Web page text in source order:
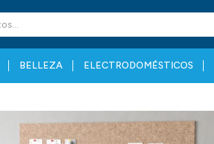
BELLEZA ELECTRODOMÉSTICOS